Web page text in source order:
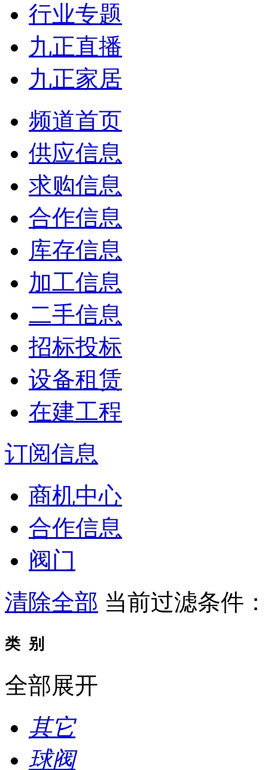
行业专题
九正直播
九正家居
频道首页
供应信息
求购信息
合作信息
库存信息
加工信息
二手信息
招标投标
设备租赁
在建工程
订阅信息
商机中心
合作信息
阀门
清除全部 当前过滤条件
类 别
全部展开
其它
球阀